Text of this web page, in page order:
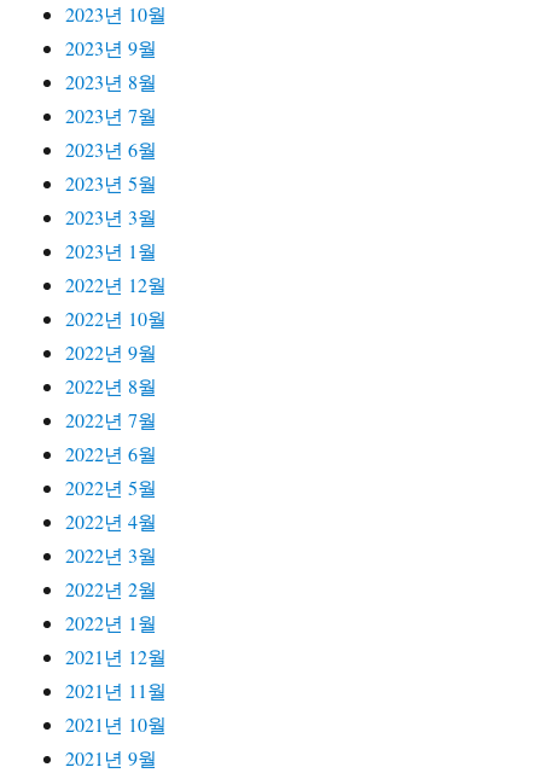
2023년 10월
2023년 9월
2023년 8월
2023년 7월
2023년 6월
2023년 5월
2023년 3월
2023년 1월
2022년 12월
2022년 10월
2022년 9월
2022년 8월
2022년 7월
2022년 6월
2022년 5월
2022년 4월
2022년 3월
2022년 2월
2022년 1월
2021년 12월
2021년 11월
2021년 10월
2021년 9월